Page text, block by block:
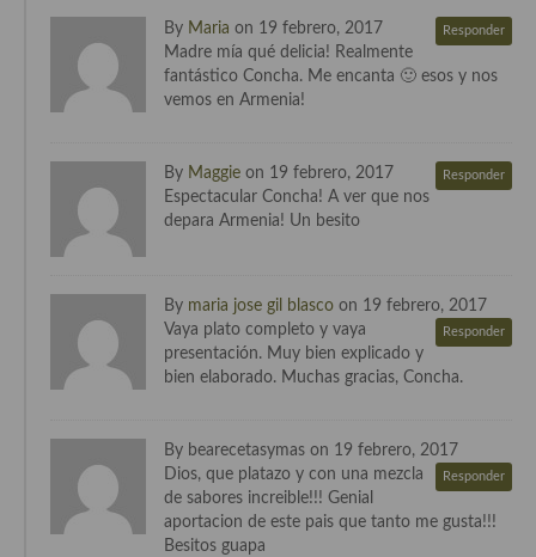
Cocina Murciana
Cocina Navarra
Cocina Valenciana
Cocina Vasca
Cocina Alemana
Cocina Austriaca
Cocina Bulgara
By Maria on 19 febrero, 2017 Responder
Madre mía qué delicia! Realmente
fantástico Concha. Me encanta 🙂 esos y nos
vemos en Armenia!
By Maggie on 19 febrero, 2017 Responder
Espectacular Concha! A ver que nos
depara Armenia! Un besito
By maria jose gil blasco on 19 febrero, 2017
Responder
Vaya plato completo y vaya
presentación. Muy bien explicado y
bien elaborado. Muchas gracias, Concha.
By bearecetasymas on 19 febrero, 2017
Responder
Dios, que platazo y con una mezcla
de sabores increible!!! Genial
aportacion de este pais que tanto me gusta!!!
Besitos guapa